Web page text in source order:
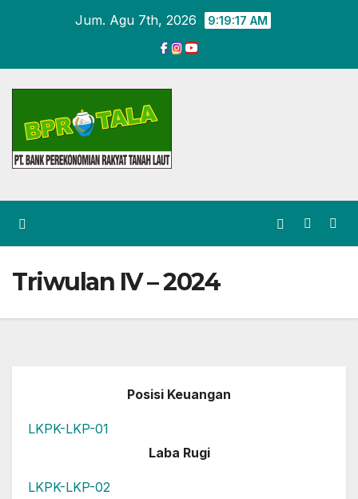
Jum. Agu 7th, 2026 9:19:18 AM
Triwulan IV – 2024
Posisi Keuangan
LKPK-LKP-01
Laba Rugi
LKPK-LKP-02